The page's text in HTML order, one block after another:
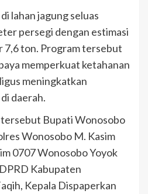
lahan jagung seluas
persegi dengan estimasi
7,6 ton. Program tersebut
memperkuat ketahanan
meningkatkan
daerah.
Bupati Wonosobo
Wonosobo M. Kasim
0707 Wonosobo Yoyok
Kabupaten
Kepala Dispaperkan